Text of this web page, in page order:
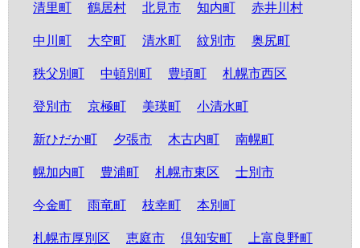
清里町 鶴居村 北見市 知内町 赤井川村
中川町 大空町 清水町 紋別市 奥尻町
秩父別町 中頓別町 豊頃町 札幌市西区
登別市 京極町 美瑛町 小清水町
新ひだか町 夕張市 木古内町 南幌町
幌加内町 豊浦町 札幌市東区 士別市
今金町 雨竜町 枝幸町 本別町
札幌市厚別区 恵庭市 倶知安町 上富良野町